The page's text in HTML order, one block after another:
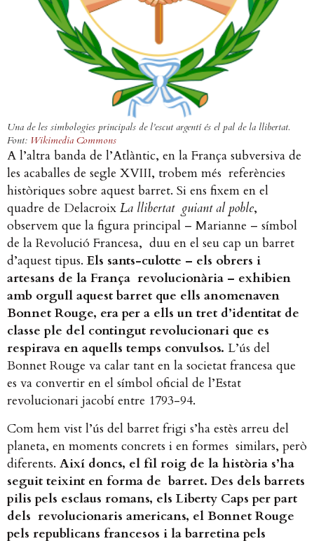
Una de les simbologies principals de l’escut argentí és el pal de la llibertat.
Font: Wikimedia Commons
A l’altra banda de l’Atlàntic, en la França subversiva de
les acaballes de segle XVIII, trobem més referències
històriques sobre aquest barret. Si ens fixem en el
quadre de Delacroix La llibertat guiant al poble,
observem que la figura principal – Marianne – símbol
de la Revolució Francesa, duu en el seu cap un barret
d’aquest tipus.Els sants-culotte – els obrers i
artesans de la França revolucionària – exhibien
amb orgull aquest barret que ells anomenaven
Bonnet Rouge, era per a ells un tret d’identitat de
classe ple del contingut revolucionari que es
respirava en aquells temps convulsos. L’ús del
Bonnet Rouge va calar tant en la societat francesa que
es va convertir en el símbol oficial de l’Estat
revolucionari jacobí entre 1793-94.
Com hem vist l’ús del barret frigi s’ha estès arreu del
planeta, en moments concrets i en formes similars, però
diferents. Així doncs, el fil roig de la història s’ha
seguit teixint en forma de barret. Des dels barrets
pilis pels esclaus romans, els Liberty Caps per part
dels revolucionaris americans, el Bonnet Rouge
pels republicans francesos i la barretina pels